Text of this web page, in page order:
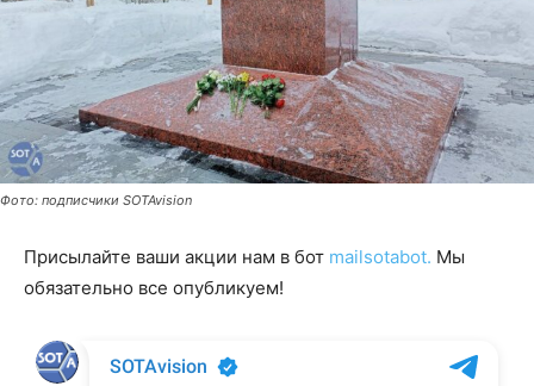
Фото: подписчики SOTAvision
Присылайте ваши акции нам в бот mailsotabot. Мы
обязательно все опубликуем!